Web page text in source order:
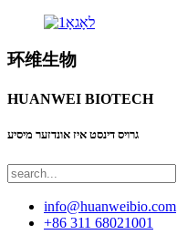
环维生物
HUANWEI BIOTECH
גרויס דינסט איז אונדזער מיסיע
info@huanweibio.com
+86 311 68021001